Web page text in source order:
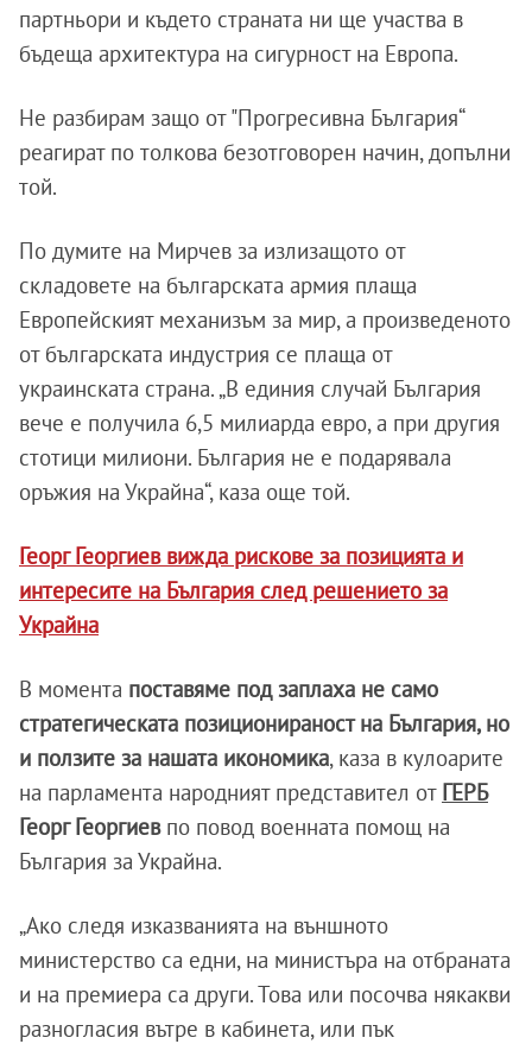
партньори и където страната ни ще участва в
бъдеща архитектура на сигурност на Европа.
Не разбирам защо от "Прогресивна България“
реагират по толкова безотговорен начин, допълни
той.
По думите на Мирчев за излизащото от
складовете на българската армия плаща
Европейският механизъм за мир, а произведеното
от българската индустрия се плаща от
украинската страна. „В единия случай България
вече е получила 6,5 милиарда евро, а при другия
стотици милиони. България не е подарявала
оръжия на Украйна“, каза още той.
Георг Георгиев вижда рискове за позицията и
интересите на България след решението за
Украйна
В момента поставяме под заплаха не само
стратегическата позиционираност на България, но
и ползите за нашата икономика, каза в кулоарите
на парламента народният представител от ГЕРБ
Георг Георгиев по повод военната помощ на
България за Украйна.
„Ако следя изказванията на външното
министерство са едни, на министъра на отбраната
и на премиера са други. Това или посочва някакви
разногласия вътре в кабинета, или пък